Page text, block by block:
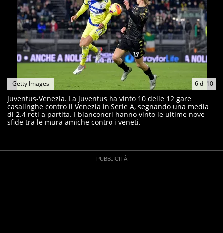
6di 10
Getty Images
Juventus-Venezia. La Juventus ha vinto 10 delle 12 gare
casalinghe contro il Venezia in Serie A, segnando una media
di 2.4 reti a partita. I bianconeri hanno vinto le ultime nove
sfide tra le mura amiche contro i veneti.